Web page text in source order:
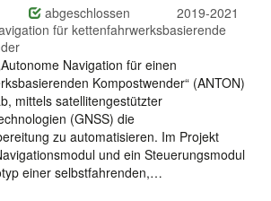
abgeschlossen
2019-2021
für kettenfahrwerksbasierende
Navigation für einen
Kompostwender“ (ANTON)
mittels satellitengestützter
(GNSS) die
zu automatisieren. Im Projekt
und ein Steuerungsmodul
einer selbstfahrenden,…